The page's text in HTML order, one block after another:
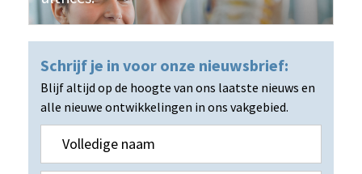
Schrijf je in voor onze nieuwsbrief:
Blijf altijd op de hoogte van ons laatste nieuws en
alle nieuwe ontwikkelingen in ons vakgebied.
naam